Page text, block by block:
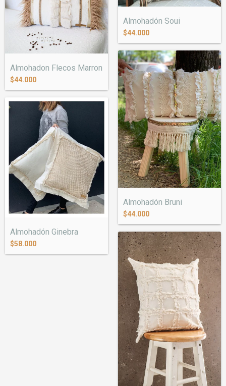
Almohadón Soui
$44.000
Almohadon Flecos Marron
$44.000
Almohadón Bruni
$44.000
Almohadón Ginebra
$58.000